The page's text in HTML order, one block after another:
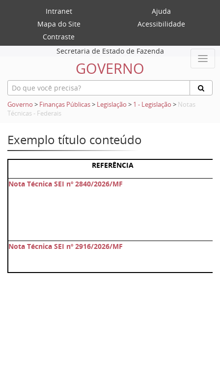
Intranet
Ajuda
Mapa do Site
Acessibilidade
Contraste
Secretaria de Estado de Fazenda
GOVERNO
Governo > Finanças Públicas> Legislação > 1 - Legislação > Notas
Técnicas - Federais
Exemplo título conteúdo
REFERÊNCIA
Nota Técnica SEI nº 2840/2026/MF
Nota Técnica SEI nº 2916/2026/MF